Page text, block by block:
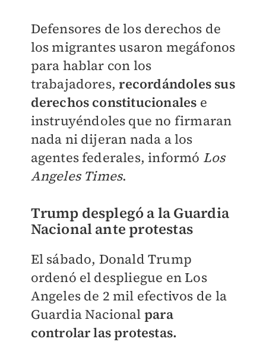
Defensores de los derechos de
los migrantes usaron megáfonos
para hablar con los
trabajadores, recordándoles sus
derechos constitucionales e
instruyéndoles que no firmaran
nada ni dijeran nada a los
agentes federales, informó Los
Angeles Times.
Trump desplegó a la Guardia
Nacional ante protestas
El sábado, Donald Trump
ordenó el despliegue en Los
Angeles de 2 mil efectivos de la
Guardia Nacional para
controlar las protestas.